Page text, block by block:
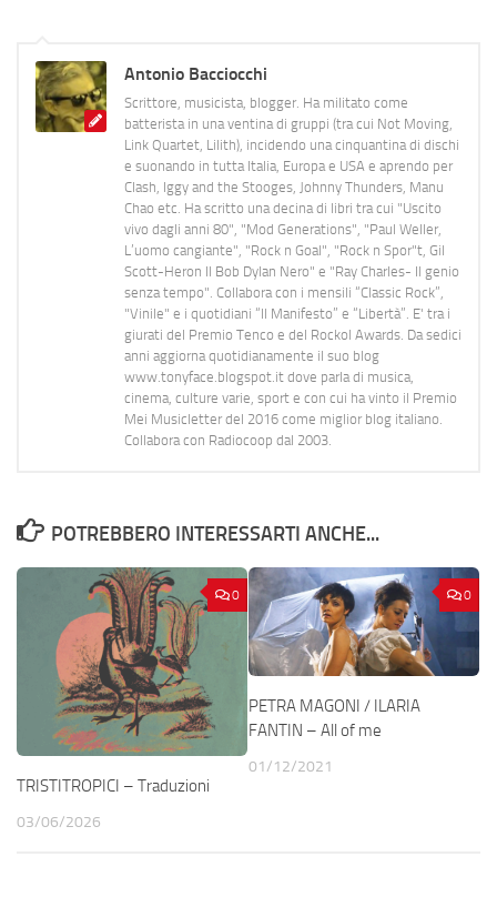
Antonio Bacciocchi
Scrittore, musicista, blogger. Ha militato come
batterista in una ventina di gruppi (tra cui Not Moving,
Link Quartet, Lilith), incidendo una cinquantina di dischi
e suonando in tutta Italia, Europa e USA e aprendo per
Clash, Iggy and the Stooges, Johnny Thunders, Manu
Chao etc. Ha scritto una decina di libri tra cui "Uscito
vivo dagli anni 80", "Mod Generations", "Paul Weller,
L’uomo cangiante", "Rock n Goal", "Rock n Spor"t, Gil
Scott-Heron Il Bob Dylan Nero" e "Ray Charles- Il genio
senza tempo". Collabora con i mensili “Classic Rock”,
"Vinile" e i quotidiani “Il Manifesto” e “Libertà”. E' tra i
giurati del Premio Tenco e del Rockol Awards. Da sedici
anni aggiorna quotidianamente il suo blog
www.tonyface.blogspot.it dove parla di musica,
cinema, culture varie, sport e con cui ha vinto il Premio
Mei Musicletter del 2016 come miglior blog italiano.
Collabora con Radiocoop dal 2003.
POTREBBERO INTERESSARTI ANCHE...
0
TRISTITROPICI – Traduzioni
03/06/2026
0
PETRA MAGONI / ILARIA
FANTIN – All of me
01/12/2021